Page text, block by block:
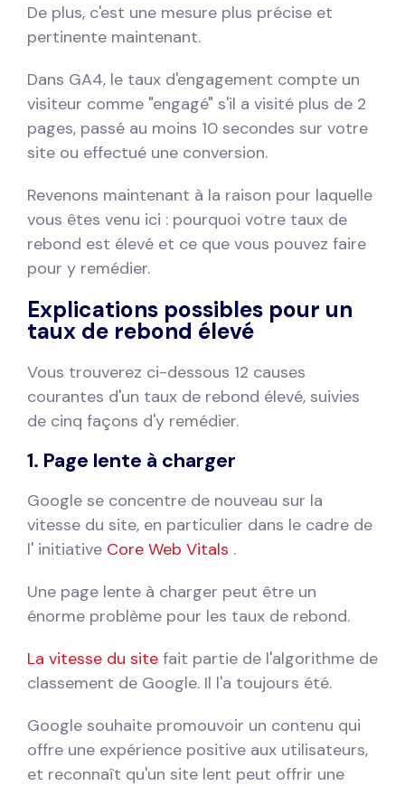
De plus, c'est une mesure plus précise et
pertinente maintenant.
Dans GA4, le taux d'engagement compte un
visiteur comme "engagé" s'il a visité plus de 2
pages, passé au moins 10 secondes sur votre
site ou effectué une conversion.
Revenons maintenant à la raison pour laquelle
vous êtes venu ici : pourquoi votre taux de
rebond est élevé et ce que vous pouvez faire
pour y remédier.
Explications possibles pour un
taux de rebond élevé
Vous trouverez ci-dessous 12 causes
courantes d'un taux de rebond élevé, suivies
de cinq façons d'y remédier.
1. Page lente à charger
Google se concentre de nouveau sur la
vitesse du site, en particulier dans le cadre de
l' initiative Core Web Vitals .
Une page lente à charger peut être un
énorme problème pour les taux de rebond.
La vitesse du site fait partie de l'algorithme de
classement de Google. Il l'a toujours été.
Google souhaite promouvoir un contenu qui
offre une expérience positive aux utilisateurs,
et reconnaît qu'un site lent peut offrir une